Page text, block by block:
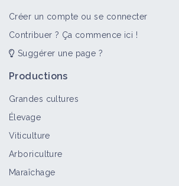
Cycle du carbone et
Créer un compte ou se connecter
Contribuer ? Ça commence ici !
Suggérer une page ?
Productions
Grandes cultures
Élevage
Viticulture
Arboriculture
Maraîchage